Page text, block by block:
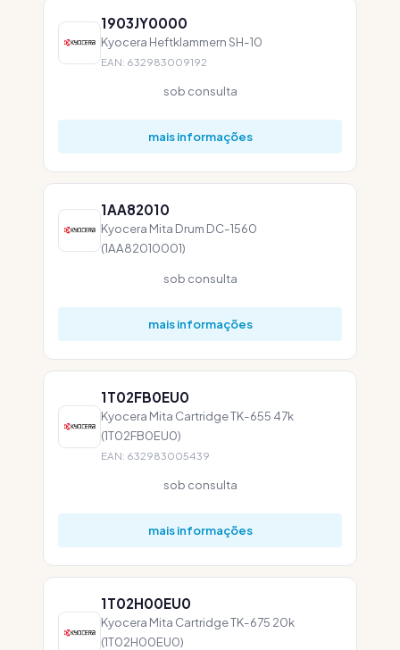
1903JY0000
Kyocera Heftklammern SH-10
EAN: 632983009192
sob consulta
mais informações
1AA82010
Kyocera Mita Drum DC-1560
(1AA82010001)
sob consulta
mais informações
1T02FB0EU0
Kyocera Mita Cartridge TK-655 47k
(1T02FB0EU0)
EAN: 632983005439
sob consulta
mais informações
1T02H00EU0
Kyocera Mita Cartridge TK-675 20k
(1T02H00EU0)